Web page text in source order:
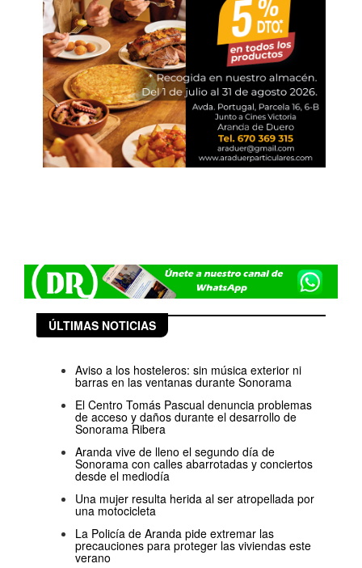
ÚLTIMAS NOTICIAS
Aviso a los hosteleros: sin música exterior ni
barras en las ventanas durante Sonorama
El Centro Tomás Pascual denuncia problemas
de acceso y daños durante el desarrollo de
Sonorama Ribera
Aranda vive de lleno el segundo día de
Sonorama con calles abarrotadas y conciertos
desde el mediodía
Una mujer resulta herida al ser atropellada por
una motocicleta
La Policía de Aranda pide extremar las
precauciones para proteger las viviendas este
verano